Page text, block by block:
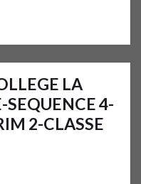
LA
SEQUENCE 4-
2-CLASSE